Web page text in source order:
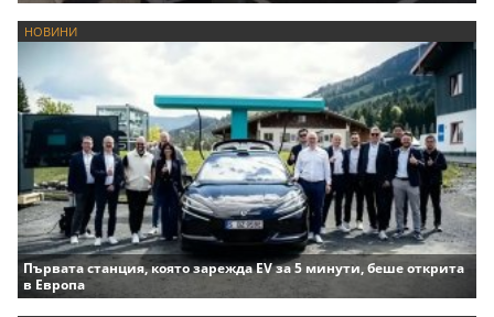
НОВИНИ
Първата станция, която зарежда EV за 5 минути, беше открита
в Европа